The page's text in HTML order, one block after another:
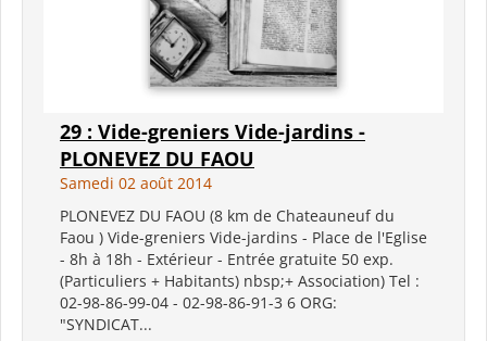
29 : Vide-greniers Vide-jardins -
PLONEVEZ DU FAOU
Samedi 02 août 2014
PLONEVEZ DU FAOU (8 km de Chateauneuf du
Faou ) Vide-greniers Vide-jardins - Place de l'Eglise
- 8h à 18h - Extérieur - Entrée gratuite 50 exp.
(Particuliers + Habitants) nbsp;+ Association) Tel :
02-98-86-99-04 - 02-98-86-91-3 6 ORG:
"SYNDICAT...